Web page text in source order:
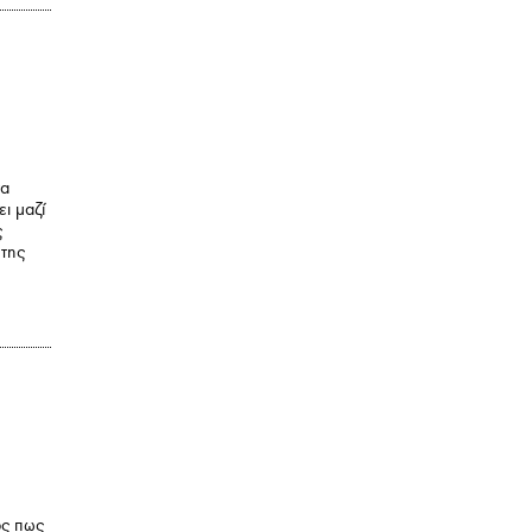
μαζί
πως